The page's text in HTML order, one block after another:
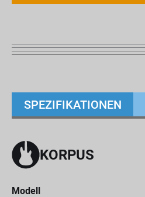
SPEZIFIKATIONEN
KORPUS
Modell